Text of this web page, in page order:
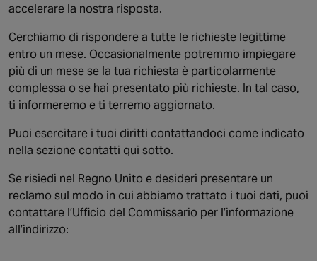
accelerare la nostra risposta.
Cerchiamo di rispondere a tutte le richieste legittime
entro un mese. Occasionalmente potremmo impiegare
più di un mese se la tua richiesta è particolarmente
complessa o se hai presentato più richieste. In tal caso,
ti informeremo e ti terremo aggiornato.
Puoi esercitare i tuoi diritti contattandoci come indicato
nella sezione contatti qui sotto.
Se risiedi nel Regno Unito e desideri presentare un
reclamo sul modo in cui abbiamo trattato i tuoi dati, puoi
contattare l’Ufficio del Commissario per l’informazione
all’indirizzo: